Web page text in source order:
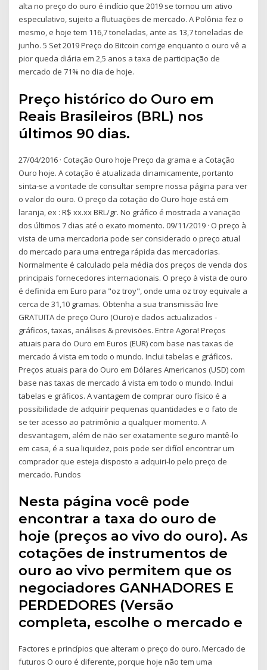
alta no preço do ouro é indício que 2019 se tornou um ativo
especulativo, sujeito a flutuações de mercado. A Polônia fez o
mesmo, e hoje tem 116,7 toneladas, ante as 13,7 toneladas de
junho. 5 Set 2019 Preço do Bitcoin corrige enquanto o ouro vê a
pior queda diária em 2,5 anos a taxa de participação de
mercado de 71% no dia de hoje.
Preço histórico do Ouro em
Reais Brasileiros (BRL) nos
últimos 90 dias.
27/04/2016 · Cotação Ouro hoje Preço da grama e a Cotação
Ouro hoje. A cotação é atualizada dinamicamente, portanto
sinta-se a vontade de consultar sempre nossa página para ver
o valor do ouro. O preço da cotação do Ouro hoje está em
laranja, ex : R$ xx.xx BRL/gr. No gráfico é mostrada a variação
dos últimos 7 dias até o exato momento. 09/11/2019 · O preço à
vista de uma mercadoria pode ser considerado o preço atual
do mercado para uma entrega rápida das mercadorias.
Normalmente é calculado pela média dos preços de venda dos
principais fornecedores internacionais. O preço à vista de ouro
é definida em Euro para "oz troy", onde uma oz troy equivale a
cerca de 31,10 gramas. Obtenha a sua transmissão live
GRATUITA de preço Ouro (Ouro) e dados actualizados -
gráficos, taxas, análises & previsões. Entre Agora! Preços
atuais para do Ouro em Euros (EUR) com base nas taxas de
mercado á vista em todo o mundo. Inclui tabelas e gráficos.
Preços atuais para do Ouro em Dólares Americanos (USD) com
base nas taxas de mercado á vista em todo o mundo. Inclui
tabelas e gráficos. A vantagem de comprar ouro físico é a
possibilidade de adquirir pequenas quantidades e o fato de
se ter acesso ao patrimônio a qualquer momento. A
desvantagem, além de não ser exatamente seguro mantê-lo
em casa, é a sua liquidez, pois pode ser difícil encontrar um
comprador que esteja disposto a adquiri-lo pelo preço de
mercado. Fundos
Nesta página você pode
encontrar a taxa do ouro de
hoje (preços ao vivo do ouro). As
cotações de instrumentos de
ouro ao vivo permitem que os
negociadores GANHADORES E
PERDEDORES (Versão
completa, escolhe o mercado e
Factores e princípios que alteram o preço do ouro. Mercado de
futuros O ouro é diferente, porque hoje não tem uma